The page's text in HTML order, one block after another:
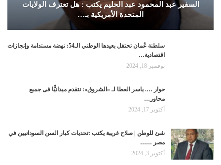
السفير عبد المحمود عبد الحليم يكتب : هل تعترف الولايات
المتحدة الأمريكية بـ…
سلطنة عُمان تحتفل بعيدها الوطني الـ54: نهضة مستدامة وإنجازات
اقتصادية…
نوفمبر 18, 2024
حوار …. ياسر العطا لـ «الشروق»: نتقدم ميدانيًّا فى جميع
محاور…
أكتوبر 17, 2024
شئ للوطن | صلاح غريبة يكتب :تحديات كبار السن السودانيين في
مصر ……
أكتوبر 3, 2024